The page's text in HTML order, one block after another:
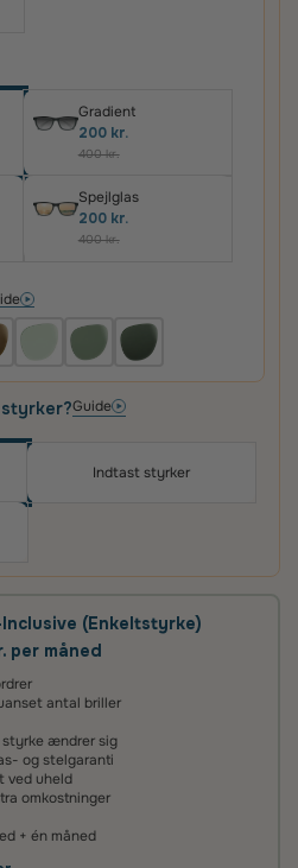
Gradient
200 kr.
400 kr.
Spejlglas
200 kr.
400 kr.
styrker?Guide
Indtast styrker
(Enkeltstyrke)
per måned
antal briller
styrke ændrer sig
og stelgaranti
ved uheld
omkostninger
+ én måned
sig til nye brilleglas – især hvis
vores brilleglas og stel. Det
ikke lever op til vores høje
udskifter vi dem helt uden
i høj kvalitet – til
du er tilfreds med dit køb.
tilfredshedsgarantiog